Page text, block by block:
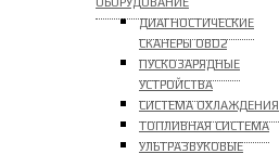
ДИАГНОСТИЧЕСКИЕ
СКАНЕРЫ OBD2
ПУСКОЗАРЯДНЫЕ
УСТРОЙСТВА
СИСТЕМА ОХЛАЖДЕНИЯ
ТОПЛИВНАЯ СИСТЕМА
УЛЬТРАЗВУКОВЫЕ